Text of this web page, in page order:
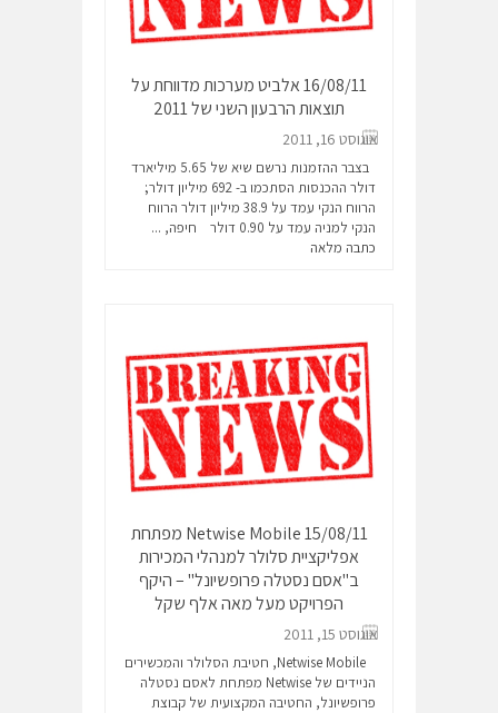
16/08/11 אלביט מערכות מדווחת על
תוצאות הרבעון השני של 2011
אוגוסט 16, 2011
בצבר ההזמנות נרשם שיא של 5.65 מיליארד
דולר ההכנסות הסתכמו ב- 692 מיליון דולר;
הרווח הנקי עמד על 38.9 מיליון דולר הרווח
הנקי למניה עמד על 0.90 דולר חיפה, ...
כתבה מלאה
15/08/11 Netwise Mobile מפתחת
אפליקציית סלולר למנהלי המכירות
ב"אסם נסטלה פרופשיונל" – היקף
הפרויקט מעל מאה אלף שקל
אוגוסט 15, 2011
Netwise Mobile, חטיבת הסלולר והמכשירים
הניידים של Netwise מפתחת לאסם נסטלה
פרופשיונל, החטיבה המקצועית של קבוצת